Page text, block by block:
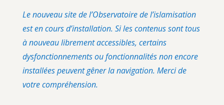
Le nouveau site de l’Observatoire de l’islamisation
est en cours d’installation. Si les contenus sont tous
à nouveau librement accessibles, certains
dysfonctionnements ou fonctionnalités non encore
installées peuvent gêner la navigation. Merci de
votre compréhension.